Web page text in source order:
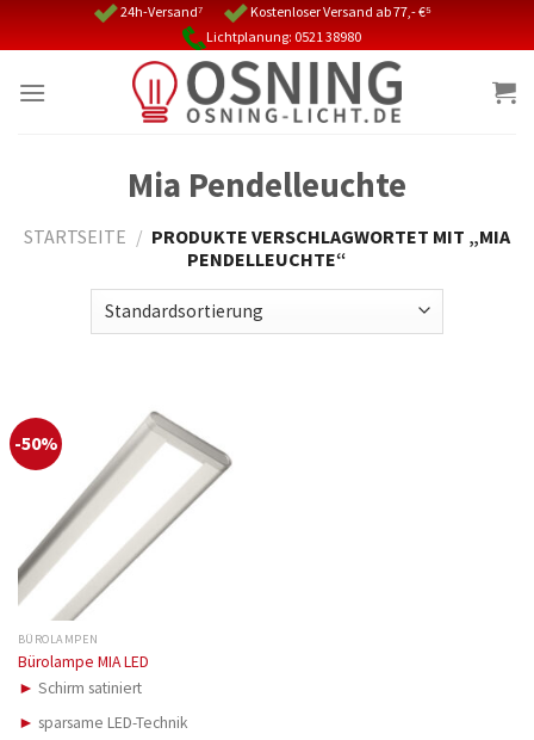
24h-Versand⁷
Kostenloser Versand ab 77,- €⁵
Lichtplanung: 0521 38980
Mia Pendelleuchte
STARTSEITE / PRODUKTE VERSCHLAGWORTET MIT „MIA
PENDELLEUCHTE“
-50%
BÜROLAMPEN
Bürolampe MIA LED
► Schirm satiniert
► sparsame LED-Technik